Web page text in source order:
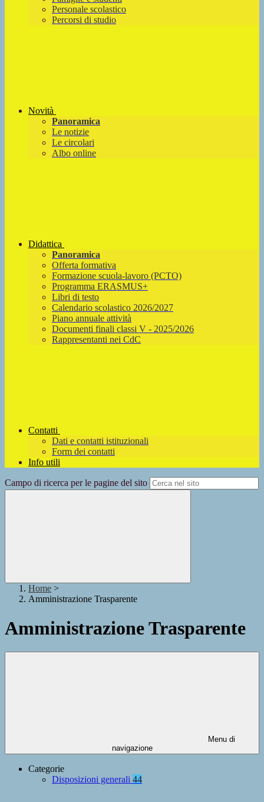
Personale scolastico
Percorsi di studio
Novità
Panoramica
Le notizie
Le circolari
Albo online
Didattica
Panoramica
Offerta formativa
Formazione scuola-lavoro (PCTO)
Programma ERASMUS+
Libri di testo
Calendario scolastico 2026/2027
Piano annuale attività
Documenti finali classi V - 2025/2026
Rappresentanti nei CdC
Contatti
Dati e contatti istituzionali
Form dei contatti
Info utili
Campo di ricerca per le pagine del sito
Home >
Amministrazione Trasparente
Amministrazione Trasparente
Menu di
navigazione
Categorie
Disposizioni generali 44